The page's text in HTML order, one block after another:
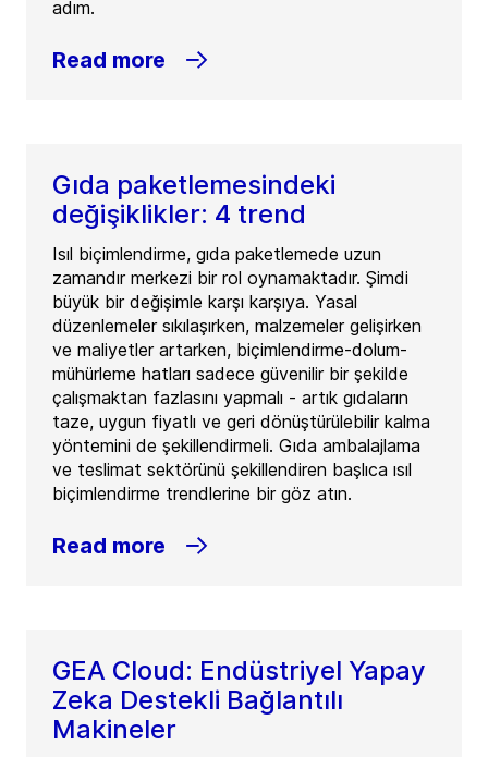
adım.
Read more
Gıda paketlemesindeki
değişiklikler: 4 trend
Isıl biçimlendirme, gıda paketlemede uzun
zamandır merkezi bir rol oynamaktadır. Şimdi
büyük bir değişimle karşı karşıya. Yasal
düzenlemeler sıkılaşırken, malzemeler gelişirken
ve maliyetler artarken, biçimlendirme-dolum-
mühürleme hatları sadece güvenilir bir şekilde
çalışmaktan fazlasını yapmalı - artık gıdaların
taze, uygun fiyatlı ve geri dönüştürülebilir kalma
yöntemini de şekillendirmeli. Gıda ambalajlama
ve teslimat sektörünü şekillendiren başlıca ısıl
biçimlendirme trendlerine bir göz atın.
Read more
GEA Cloud: Endüstriyel Yapay
Zeka Destekli Bağlantılı
Makineler